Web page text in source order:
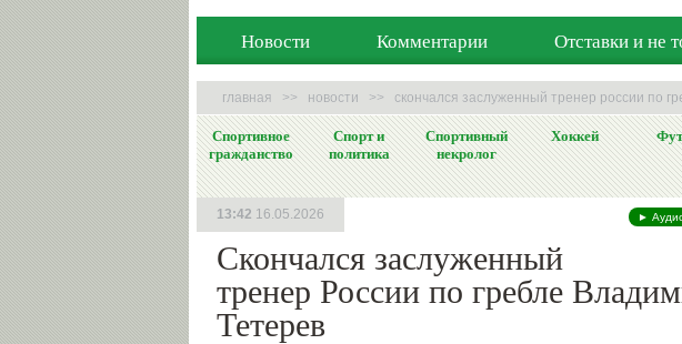
Новости Комментарии Отставки и не
главная >> новости >> скончался заслуженный тренер россии по
Спортивное
гражданство
Спорт и
политика
Спортивный
некролог
Хоккей
►
Скончался заслуженный
тренер России по гребле
Тетерев
13:42 16.05.2026